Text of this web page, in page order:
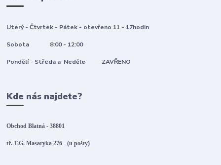
Uterý - Čtvrtek - Pátek - otevřeno 11 - 17hodin
Sobota 8:00 - 12:00
Pondělí - Středa a Neděle ZAVŘENO
Kde nás najdete?
Obchod Blatná - 38801
tř. T.G. Masaryka 276 - (u pošty)